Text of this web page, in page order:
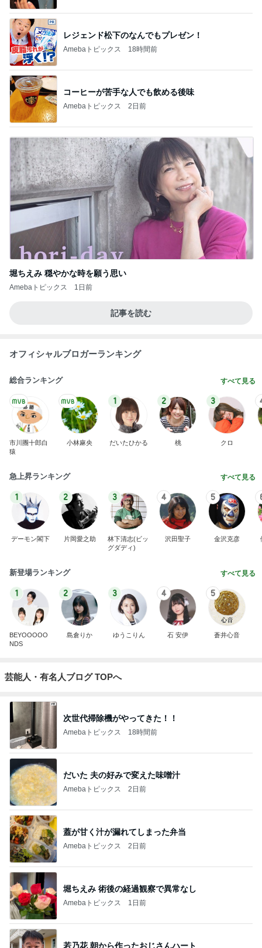
レジェンド松下のなんでもプレゼン！
Amebaトピックス 18時間前
コーヒーが苦手な人でも飲める後味
Amebaトピックス 2日前
堀ちえみ 穏やかな時を願う思い
Amebaトピックス 1日前
記事を読む
オフィシャルブロガーランキング
総合ランキング すべて見る
市川團十郎白
猿
小林麻央
1
だいたひかる
2
桃
3
クロ
急上昇ランキング すべて見る
1
デーモン閣下
2
片岡愛之助
3
林下清志(ビッ
グダディ)
4
沢田聖子
5
金沢克彦
新登場ランキング すべて見る
1
BEYOOOOO
NDS
2
島倉りか
3
ゆうこりん
4
石 安伊
5
蒼井心音
芸能人・有名人ブログ TOPへ
次世代掃除機がやってきた！！
Amebaトピックス 18時間前
だいた 夫の好みで変えた味噌汁
Amebaトピックス 2日前
蓋が甘く汁が漏れてしまった弁当
Amebaトピックス 2日前
堀ちえみ 術後の経過観察で異常なし
Amebaトピックス 1日前
若乃花 朝から作ったおじさんハート